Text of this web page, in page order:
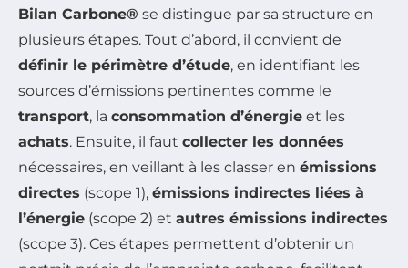
Bilan Carbone® se distingue par sa structure en
plusieurs étapes. Tout d’abord, il convient de
définir le périmètre d’étude, en identifiant les
sources d’émissions pertinentes comme le
transport, la consommation d’énergie et les
achats. Ensuite, il faut collecter les données
nécessaires, en veillant à les classer en émissions
directes (scope 1), émissions indirectes liées à
l’énergie (scope 2) et autres émissions indirectes
(scope 3). Ces étapes permettent d’obtenir un